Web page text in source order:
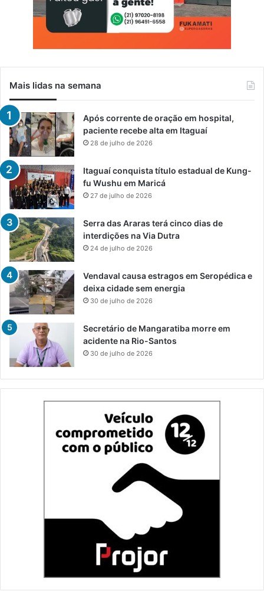
Mais lidas na semana
Após corrente de oração em hospital,
paciente recebe alta em Itaguaí
28 de julho de 2026
Itaguaí conquista título estadual de Kung-
fu Wushu em Maricá
27 de julho de 2026
Serra das Araras terá cinco dias de
interdições na Via Dutra
24 de julho de 2026
Vendaval causa estragos em Seropédica e
deixa cidade sem energia
30 de julho de 2026
Secretário de Mangaratiba morre em
acidente na Rio-Santos
30 de julho de 2026